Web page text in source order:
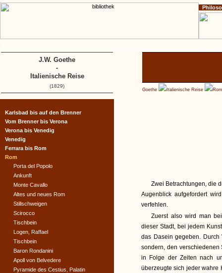
Goethe Italienische Reise Rom
Zwei Betrachtungen, die
Augenblick aufgefordert
verfehlen.
Zuerst also wird man
dieser Stadt, bei jedem
das Dasein gegeben.
sondern, den
in Folge der Zeiten nach
überzeugte sich jeder wahre
Karlsbad bis auf den Brenner
Vom Brenner bis Verona
Verona bis Venedig
Venedig
Ferrara bis Rom
Rom
Porta del Popolo
Ankunft
Monte Cavallo
Altes und neues Rom
Stillschweigen
Scirocco
Tischbein
Logen, Raffael
Tischbein
Baron Rondanini
Apoll von Belvedere
Pyramide des Cestius, Palatin
J.W. Goethe
-
Italienische Reise
(1829)